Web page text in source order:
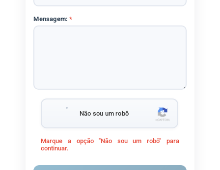
Mensagem:*
Não sou um robô
Marque a opção "Não sou um robô" para
continuar.